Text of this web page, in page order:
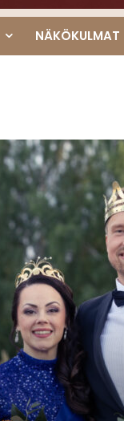
NÄKÖKULMAT